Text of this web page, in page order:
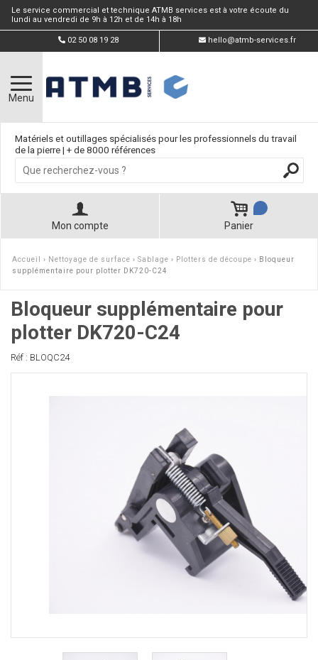
Le service commercial et technique ATMB services est à votre écoute du
lundi au vendredi de 9h à 12h et de 14h à 18h
02 50 08 19 28 hello@atmb-services.fr
Menu
Matériels et outillages spécialisés pour les professionnels du travail
de la pierre | + de 8000 références
Mon compte Panier
Accueil › Nettoyage de surface › Sablage › Plotters de découpe › Bloqueur
supplémentaire pour plotter DK720-C24
Bloqueur supplémentaire pour
plotter DK720-C24
Réf : BLOQC24